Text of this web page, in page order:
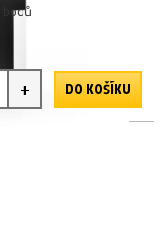
+ DO KOŠÍKU